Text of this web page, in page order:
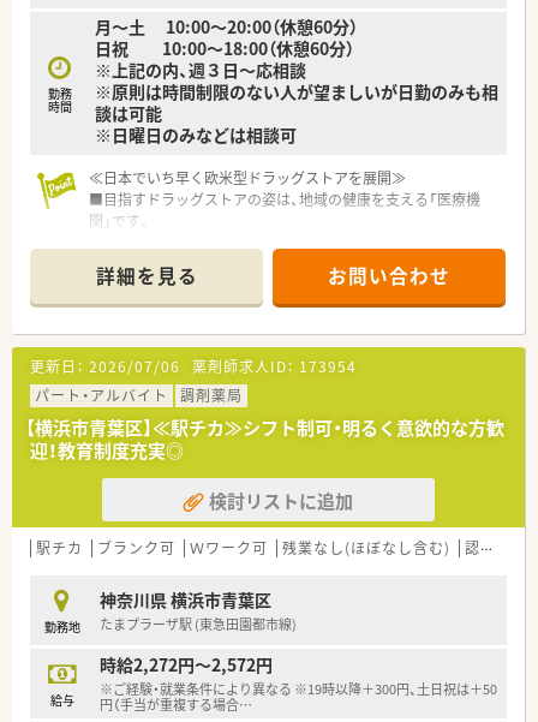
≪風通しが良く働きやすい職場環境≫
■社員間は「さん」付けで呼び合えるほどフラットな関係性で、
役職や立場は関係ありません。
■風通しの良い環境はアイデアを出しやすく、大きく成長できる
チャンスが豊富にあります。
■風通しの良い社風を実現するために、様々なサークル活動制度
■首都圏にこだわった店舗展開のため、多くの仲間と交流ができ
店舗間の連携も良好です。
■残業時間の削減や年2回の連続休暇取得など、ライフワークバ
ランスも推進しています。
■安心して健康的に働けるからこそ、充分に力を発揮でき、心か
らやりがいを感じ成長できます。
≪スキル、知識を幅広く身に着けキャリアアップが可能≫
■日進月歩の医療業界で、薬剤師は日常業務を行いながらも日々
学び続けることが重要です。
■年次研修だけでなく、調剤技術研修によって継続的に学び続け
ることができます。
■研修は業務時間内で実施し、オンとオフをしっかり切り替えて
プライベートも充実できます。
■本部社員の35％が薬剤師！教育研修担当・開発担当・IT担当など
幅広いキャリアがあります。
勤務
時間
月～土 10:00～20:00（休憩60分）
日祝 10:00～18:00（休憩60分）
※上記の内、週３日～応相談
※原則は時間制限のない人が望ましいが日勤のみも相
談は可能
※日曜日のみなどは相談可
≪日本でいち早く欧米型ドラッグストアを展開≫
■目指すドラッグストアの姿は、地域の健康を支える「医療機
関」です。
ション」を推進しています。
■医療ヘルスケア商品（調剤＋OTC等）の売上割合は約50％で業
界トップクラス！
■調剤を核に、OTC・サプリメントなど、各分野で的確にアドバ
イスできる総合力が強みです。
■セルフメディケーションを推進することにより、医療費削減を
通じて社会にも貢献しています。
≪住友商事100％出資の安定した事業経営≫
■M&Aが積極的に行われるドラッグストア業界において盤石な
経営基盤は大きな強みです。
■総合商社として重要なヘルスケア分野に、戦略的かつ積極的な
先行投資をしています。
■住友商事の協力を受け、調剤オペレーションの自動化を導入し
■充実した様々な福利厚生と制度もあるため、長く安心して生活
を送ることができます。
■育児休暇なども法律以上の制度を用意し、子育てをしながら働
ける環境を整えています。
■未来を見据えて成長し、長く活躍し続けられる環境の中で新た
な一歩を踏み出せます。
詳細を見る お問い合わせ
更新日： 2026/07/06 薬剤師求人ID： 173954
パート・アルバイト
調剤薬局
【横浜市青葉区】≪駅チカ≫シフト制可・明るく意欲的な方歓
迎！教育制度充実◎
検討リストに追加
駅チカ ブランク可 Ｗワーク可 残業なし(ほぼなし含む) 認定薬剤師取得支援あり
勤務地
神奈川県 横浜市青葉区
たまプラーザ駅 (東急田園都市線)
給与
時給2,272円～2,572円
※ご経験・就業条件により異なる ※19時以降＋300円、土日祝は＋50
円（手当が重複する場合…